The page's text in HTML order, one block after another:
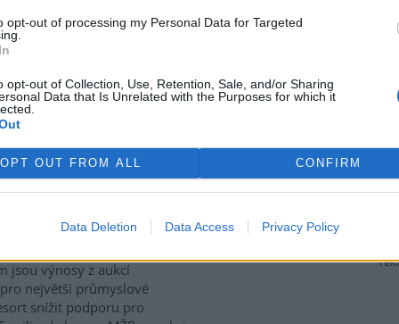
opt-out of processing my Personal Data for Targeted
opt-out of Collection, Use, Retention, Sale, and/or Sharing
Data that Is Unrelated with the Purposes for which it
OPT OUT FROM ALL CONFIRM
Data Deletion Data Access Privacy Policy
přesun peněz z výnosů
ČR kritizují
životního prostředí
za plánovaný přesun peněz z
v
tiskové zprávěa
chce podle nich
jsou výnosy z aukcí
největší průmyslové
snížit podporu pro